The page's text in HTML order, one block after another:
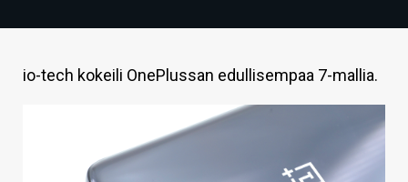
io-tech kokeili OnePlussan edullisempaa 7-mallia.